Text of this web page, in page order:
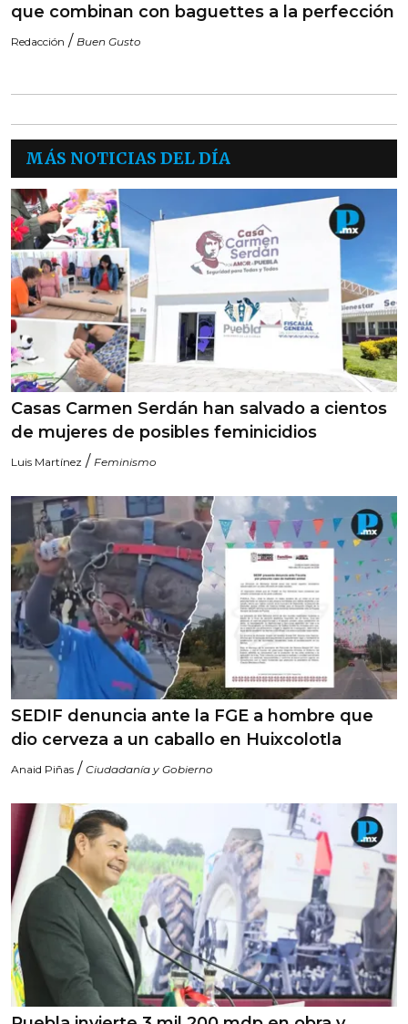
que combinan con baguettes a la perfección
Redacción / Buen Gusto
MÁS NOTICIAS DEL DÍA
Casas Carmen Serdán han salvado a cientos
de mujeres de posibles feminicidios
Luis Martínez / Feminismo
SEDIF denuncia ante la FGE a hombre que
dio cerveza a un caballo en Huixcolotla
Anaid Piñas / Ciudadanía y Gobierno